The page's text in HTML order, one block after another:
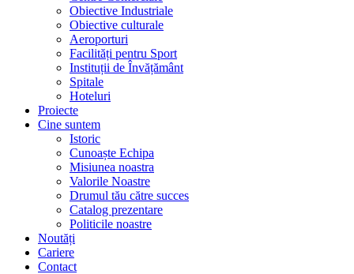
Obiective Industriale
Obiective culturale
Aeroporturi
Facilități pentru Sport
Instituții de Învățământ
Spitale
Hoteluri
Proiecte
Cine suntem
Istoric
Cunoaște Echipa
Misiunea noastra
Valorile Noastre
Drumul tău către succes
Catalog prezentare
Politicile noastre
Noutăți
Cariere
Contact